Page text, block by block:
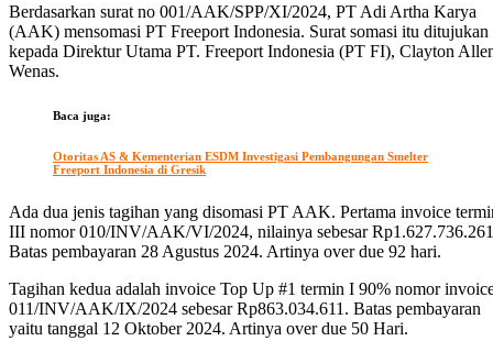
Berdasarkan surat no 001/AAK/SPP/XI/2024, PT Adi Artha Karya
(AAK) mensomasi PT Freeport Indonesia. Surat somasi itu ditujukan
kepada Direktur Utama PT. Freeport Indonesia (PT FI), Clayton
Wenas.
Baca juga:
Otoritas AS & Kementerian ESDM Investigasi Pembangungan Smelter
Freeport Indonesia di Gresik
Ada dua jenis tagihan yang disomasi PT AAK. Pertama invoice
III nomor 010/INV/AAK/VI/2024, nilainya sebesar
Batas pembayaran 28 Agustus 2024. Artinya over due 92 hari.
Tagihan kedua adalah invoice Top Up #1 termin I 90% nomor
011/INV/AAK/IX/2024 sebesar Rp863.034.611. Batas pembayaran
yaitu tanggal 12 Oktober 2024. Artinya over due 50 Hari.